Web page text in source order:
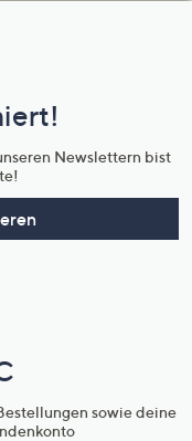
Newslettern bist
sowie deine